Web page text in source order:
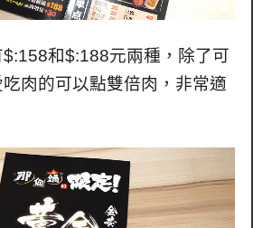
和$:188元兩種，除了可
肉的可以點雙倍肉，非常適